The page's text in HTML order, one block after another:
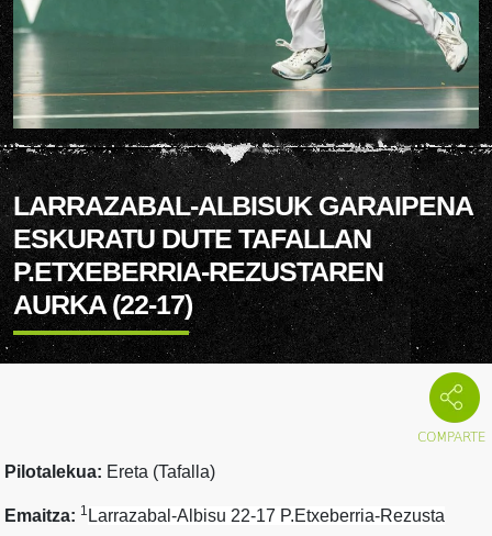
LARRAZABAL-ALBISUK GARAIPENA
ESKURATU DUTE TAFALLAN
P.ETXEBERRIA-REZUSTAREN
AURKA (22-17)
Pilotalekua: Ereta (Tafalla)
Emaitza: 1 Larrazabal-Albisu 22-17 P.Etxeberria-Rezusta